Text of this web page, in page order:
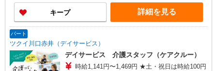
給川ビル1階 【在宅介護センター加須】埼玉県加須
市花崎一丁目23番地10 【在宅介護センター上尾】
埼玉県上尾市上町一丁目11番地20 伊藤店舗1階
丁目2番地2 AMENITYHOUSE 【在宅介護センタ
ー春日部】埼玉県春日部市粕壁東二丁目3番地40
グレースヒル橋本202号室
キープ 詳細を見る
パート
ツクイ川口赤井（デイサービス）
デイサービス 介護スタッフ（ケアクルー）
時給1,141円〜1,469円 ★土・祝日は時給100円